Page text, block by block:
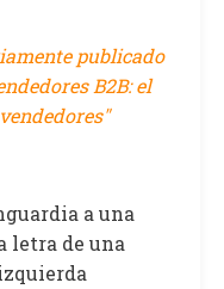
publicado
B2B: el
a una
letra de una